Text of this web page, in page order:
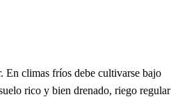
En climas fríos debe cultivarse bajo
rico y bien drenado, riego regular